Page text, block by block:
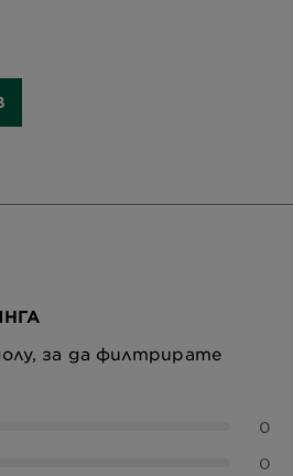
за да филтрирате
0
0